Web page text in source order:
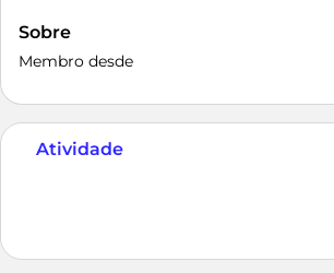
Sobre
Membro desde
Atividade